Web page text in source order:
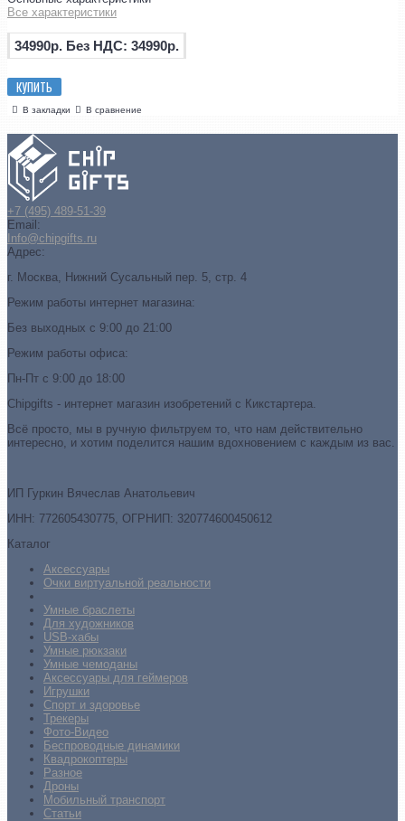
Все характеристики
34990р. Без НДС: 34990р.
КУПИТЬ
В закладки В сравнение
+7 (495) 489-51-39
Email:
Info@chipgifts.ru
Адрес:
г. Москва, Нижний Сусальный пер. 5, стр. 4
Режим работы интернет магазина:
Без выходных с 9:00 до 21:00
Режим работы офиса:
Пн-Пт с 9:00 до 18:00
Chipgifts - интернет магазин изобретений с Кикстартера.
Всё просто, мы в ручную фильтруем то, что нам действительно
интересно, и хотим поделится нашим вдохновением с каждым из вас.
ИП Гуркин Вячеслав Анатольевич
ИНН: 772605430775, ОГРНИП: 320774600450612
Каталог
Аксессуары
Очки виртуальной реальности
Умные браслеты
Для художников
USB-хабы
Умные рюкзаки
Умные чемоданы
Аксессуары для геймеров
Игрушки
Спорт и здоровье
Трекеры
Фото-Видео
Беспроводные динамики
Квадрокоптеры
Разное
Дроны
Мобильный транспорт
Статьи